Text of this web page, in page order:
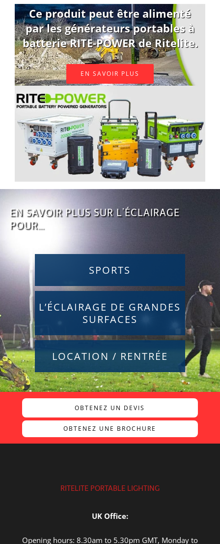
Ce produit peut être alimenté
par les générateurs portables à
batterie RITE-POWER de Ritelite.
EN SAVOIR PLUS
EN SAVOIR PLUS SUR L’ÉCLAIRAGE
POUR…
SPORTS
L’ÉCLAIRAGE DE GRANDES
SURFACES
LOCATION / RENTRÉE
OBTENEZ UN DEVIS
OBTENEZ UNE BROCHURE
RITELITE PORTABLE LIGHTING
UK Office:
Opening hours: 8.30am to 5.30pm GMT, Monday to